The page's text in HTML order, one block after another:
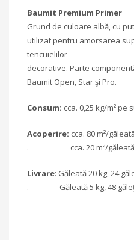
Baumit Premium Primer
Grund de culoare albă, cu
utilizat pentru amorsarea
tencuielilor
decorative. Parte
Baumit Open, Star şi Pro.
Consum: cca. 0,25 kg/m² pe
Acoperire: cca. 80 m²/
. cca. 20 m²/găleată
Livrare: Găleată 20 kg, 24
. Găleată 5 kg, 48